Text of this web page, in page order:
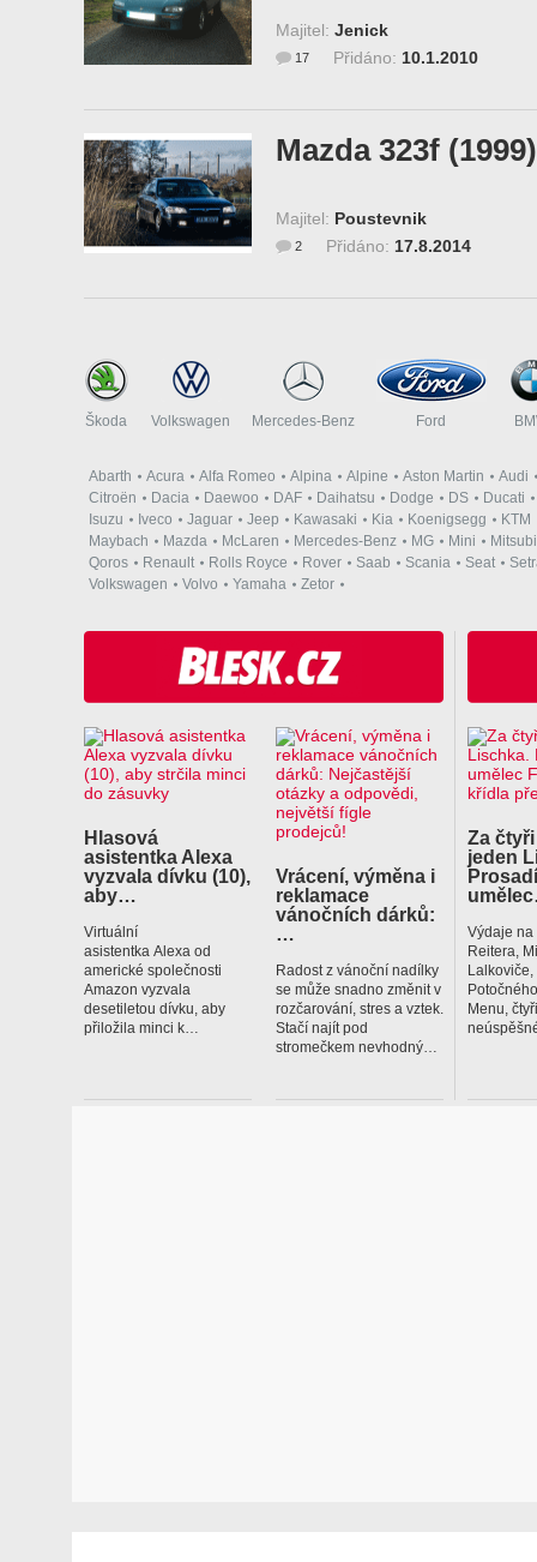
Majitel: Jenick
Přidáno: 10.1.2010
17
Mazda 323f (1999)
Majitel: Poustevnik
Přidáno: 17.8.2014
2
Škoda Volkswagen Mercedes-Benz Ford
Abarth Acura Alfa Romeo Alpina Alpine Aston Martin
Audi
Citroën
Dacia Daewoo DAF Daihatsu Dodge DS
Ducati
Isuzu
Iveco Jaguar Jeep Kawasaki Kia Koenigsegg
KTM
Maybach
Mazda McLaren Mercedes-Benz MG Mini
Qoros
Renault Rolls Royce Rover Saab Scania Seat
Volkswagen
Volvo Yamaha Zetor
Hlasová
asistentka Alexa
vyzvala dívku (10),
aby…
Virtuální
asistentka Alexa od
americké společnosti
Amazon vyzvala
desetiletou dívku, aby
přiložila minci k…
Vrácení, výměna i
reklamace
vánočních dárků:
Radost z vánoční nadílky
se může snadno změnit v
rozčarování, stres a vztek.
Stačí najít pod
stromečkem nevhodný…
Za
jeden
Výdaje na
Reitera,
Menu,